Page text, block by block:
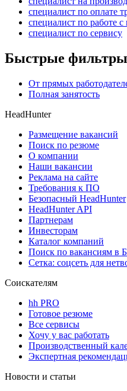
специалист по оплате
специалист по работе с
специалист по сервису
Быстрые фильтры
От прямых
Полная занятость
HeadHunter
Размещение вакансий
Поиск по резюме
О компании
Наши вакансии
Реклама на сайте
Требования к ПО
Безопасный HeadHunter
HeadHunter API
Партнерам
Инвесторам
Каталог компаний
Поиск по вакансиям в
Сетка: соцсеть для
Соискателям
hh PRO
Готовое резюме
Все сервисы
Хочу у вас работать
Производственный
Экспертная
Новости и статьи